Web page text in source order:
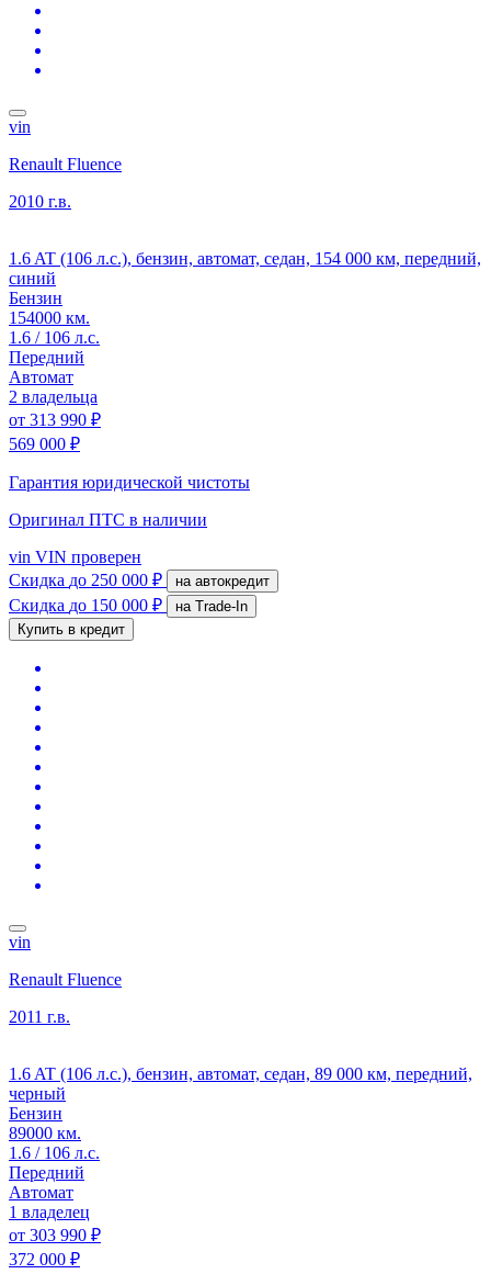
vin
Renault Fluence
2010 г.в.
1.6 AT (106 л.с.), бензин, автомат, седан, 154 000 км, передний,
синий
Бензин
154000 км.
1.6 / 106 л.с.
Передний
Автомат
2 владельца
от 313 990 ₽
569 000 ₽
Гарантия юридической чистоты
Оригинал ПТС в наличии
vin VIN проверен
Скидка до 250 000 ₽ на автокредит
Скидка до 150 000 ₽
на Trade-In
Купить в кредит
vin
Renault Fluence
2011 г.в.
1.6 AT (106 л.с.), бензин, автомат, седан, 89 000 км, передний,
черный
Бензин
89000 км.
1.6 / 106 л.с.
Передний
Автомат
1 владелец
от 303 990 ₽
372 000 ₽